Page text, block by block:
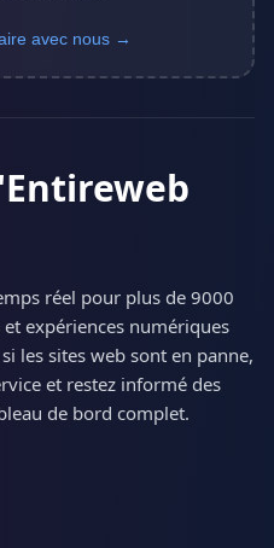
avec nous →
réel pour plus de 9000
expériences numériques
les sites web sont en panne,
et restez informé des
de bord complet.